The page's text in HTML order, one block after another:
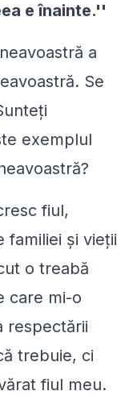
e înainte.''
a
Se
exemplul
fiul,
familiei şi vieţii
o treabă
care mi-o
respectării
trebuie, ci
fiul meu.